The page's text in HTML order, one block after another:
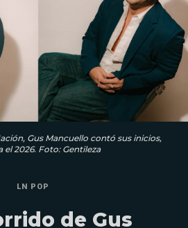
Gus Mancuello contó sus inicios,
el 2026. Foto: Gentileza
LN POP
de Gus